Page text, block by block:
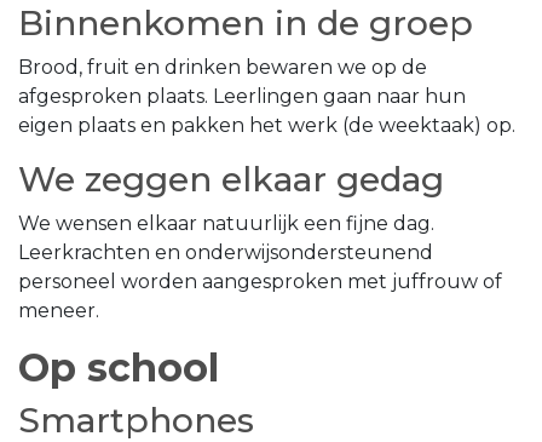
Binnenkomen in de groep
Brood, fruit en drinken bewaren we op de
afgesproken plaats. Leerlingen gaan naar hun
eigen plaats en pakken het werk (de weektaak) op.
We zeggen elkaar gedag
We wensen elkaar natuurlijk een fijne dag.
Leerkrachten en onderwijsondersteunend
personeel worden aangesproken met juffrouw of
meneer.
Op school
Smartphones